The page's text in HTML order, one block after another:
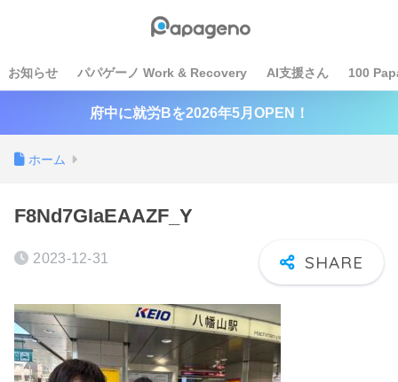
お知らせ パパゲーノ Work & Recovery AI支援さん 100
府中に就労Bを2026年5月OPEN！
ホーム
F8Nd7GIaEAAZF_Y
2023-12-31